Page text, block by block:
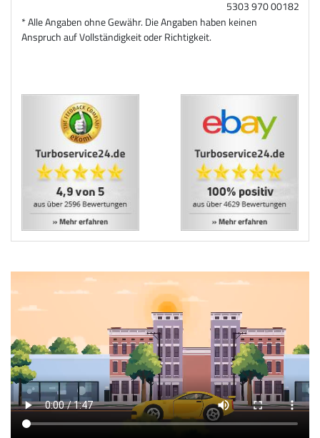
5303 970 00182
* Alle Angaben ohne Gewähr. Die Angaben haben keinen
Anspruch auf Vollständigkeit oder Richtigkeit.